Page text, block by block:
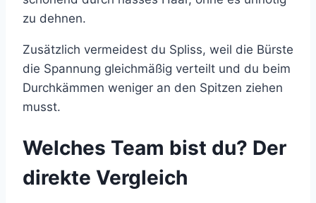
zu dehnen.
Zusätzlich vermeidest du Spliss, weil die Bürste
die Spannung gleichmäßig verteilt und du beim
Durchkämmen weniger an den Spitzen ziehen
musst.
Welches Team bist du? Der
direkte Vergleich